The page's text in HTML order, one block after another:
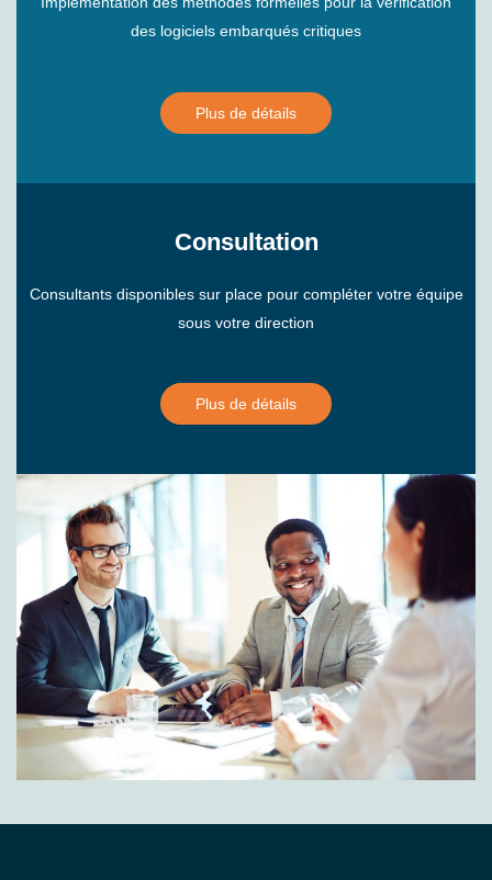
des logiciels embarqués critiques
Plus de détails
Consultation
Consultants disponibles sur place pour compléter votre équipe
sous votre direction
Plus de détails